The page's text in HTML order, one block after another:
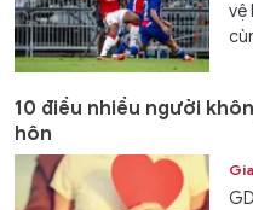
vệ
10 điều nhiều người
hôn